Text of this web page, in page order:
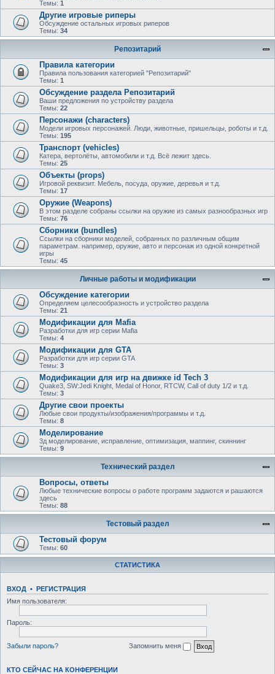
Темы: 1
Другие игровые риперы
Обсуждение остальных игровых риперов
Темы: 34
Репозитарий
Правила категории
Правила пользования категорией "Репозитарий"
Темы: 1
Обсуждение раздела Репозитарий
Ваши предложения по устройству раздела
Темы: 22
Персонажи (characters)
Модели игровых персонажей. Люди, животные, пришельцы, роботы и т.д.
Темы: 195
Транспорт (vehicles)
Катера, вертолёты, автомобили и т.д. Всё лежит здесь.
Темы: 25
Объекты (props)
Игровой реквизит. Мебель, посуда, оружие, деревья и т.д.
Темы: 17
Оружие (Weapons)
В этом разделе собраны ссылки на оружие из самых разнообразных игр
Темы: 76
Сборники (bundles)
Ссылки на сборники моделей, собранных по различным общим
параметрам. например, оружие, авто и персонаж из одной конкретной
игры
Темы: 45
Личные работы и модификации
Обсуждение категории
Определяем целесообразность и устройство раздела
Темы: 21
Модификации для Mafia
Разработки для игр серии Mafia
Темы: 4
Модификации для GTA
Разработки для игр серии GTA
Темы: 3
Модификации для игр на движке id Tech 3
Quake3, SW:Jedi Knight, Medal of Honor, RTCW, Call of duty 1/2 и т.д.
Темы: 3
Другие свои проекты
Любые свои продукты/изображения/программы и т.д.
Темы: 8
Моделирование
3д моделирование, исправление, оптимизация, маппинг, скиннинг
Темы: 9
Технический раздел
Вопросы, ответы
Любыe технические вопросы о работе программ задаются и рашаются
здесь
Темы: 88
Тестовый раздел
Тестовый форум
Темы: 60
СТАТИСТИКА
ВХОД • РЕГИСТРАЦИЯ
Имя пользователя:
Пароль:
Забыли пароль? Запомнить меня
КТО СЕЙЧАС НА КОНФЕРЕНЦИИ